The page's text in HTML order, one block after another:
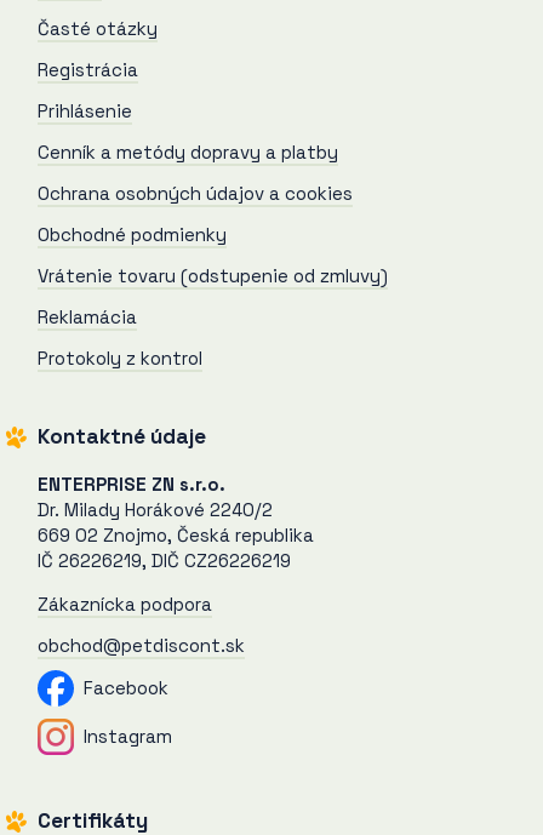
Časté otázky
Registrácia
Prihlásenie
Cenník a metódy dopravy a platby
Ochrana osobných údajov a cookies
Obchodné podmienky
Vrátenie tovaru (odstupenie od zmluvy)
Reklamácia
Protokoly z kontrol
Kontaktné údaje
ENTERPRISE ZN s.r.o.
Dr. Milady Horákové 2240/2
669 02 Znojmo, Česká republika
IČ 26226219, DIČ CZ26226219
Zákaznícka podpora
obchod@petdiscont.sk
Facebook
Instagram
Certifikáty